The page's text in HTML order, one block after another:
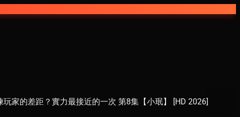
家的差距？實力最接近的一次 第8集【小珉】 [HD 2026]